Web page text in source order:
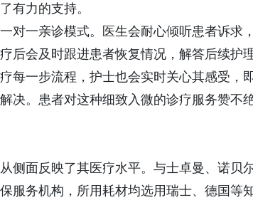
有力的支持。
一亲诊模式。医生会耐心倾听患者诉求，
后会及时跟进患者恢复情况，解答后续护
每一步流程，护士也会实时关心其感受，
决。患者对这种细致入微的诊疗服务赞不
面反映了其医疗水平。与士卓曼、诺贝
服务机构，所用耗材均选用瑞士、德国等